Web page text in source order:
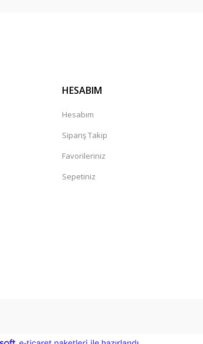
HESABIM
Hesabım
Sipariş Takip
Favorileriniz
Sepetiniz